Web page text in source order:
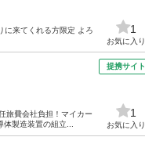
来てくれる方限定 よろ
1
お気に入り
旅費会社負担！マイカー
製造装置の組立...
提携サイト
1
お気に入り